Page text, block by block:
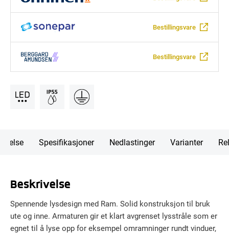
Bestillingsvare
Bestillingsvare
Spesifikasjoner Nedlastinger Varianter
Beskrivelse
Spennende lysdesign med Ram. Solid konstruksjon til bruk
ute og inne. Armaturen gir et klart avgrenset lysstråle som er
egnet til å lyse opp for eksempel omramninger rundt vinduer,